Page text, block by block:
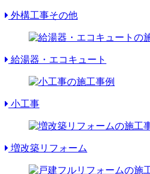
外構工事その他
給湯器・エコキュート
小工事
増改築リフォーム